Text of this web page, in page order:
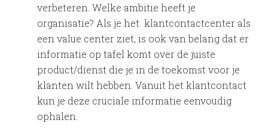
verbeteren. Welke ambitie heeft je
organisatie? Als je het klantcontactcenter als
een value center ziet, is ook van belang dat er
informatie op tafel komt over de juiste
product/dienst die je in de toekomst voor je
klanten wilt hebben. Vanuit het klantcontact
kun je deze cruciale informatie eenvoudig
ophalen.